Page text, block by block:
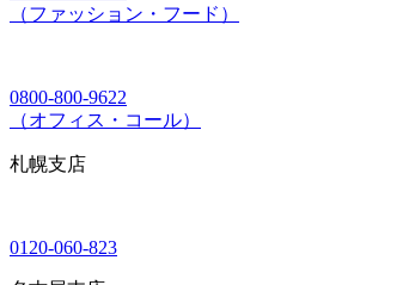
（ファッション・フード）
0800-800-9622
（オフィス・コール）
札幌支店
0120-060-823